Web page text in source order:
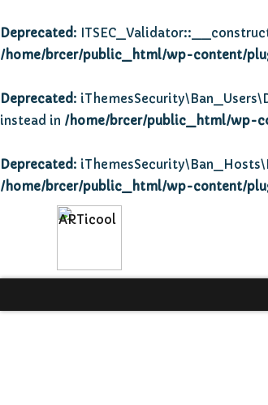
Deprecated:
/home/brcer/public_html/wp-content/
Deprecated:
instead in /home/brcer/public_html/wp-
Deprecated:
/home/brcer/public_html/wp-content/